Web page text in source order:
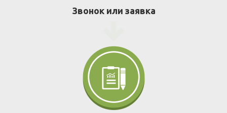
Звонок или заявка